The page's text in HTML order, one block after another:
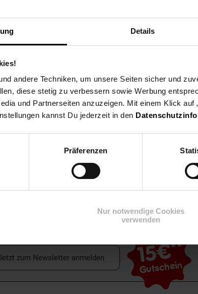
Details
andere Techniken, um unsere Seiten sicher und
diese stetig zu verbessern sowie Werbung
und Partnerseiten anzuzeigen. Mit einem Klick auf
kannst Du jederzeit in den
Präferenzen
Nur notwendige Cookies
verwenden
Weinwelt
15€**
Gutschein
zum Newsletter anmelden